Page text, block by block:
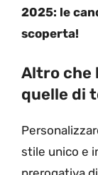
2025: le
scoperta!
Altro che
quelle di
stile unico e